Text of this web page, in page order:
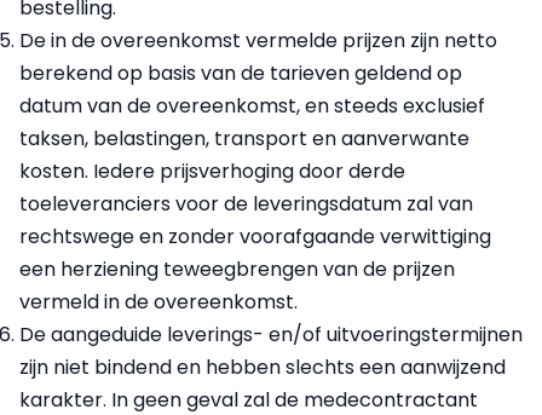
bestelling.
De in de overeenkomst vermelde prijzen zijn netto
berekend op basis van de tarieven geldend op
datum van de overeenkomst, en steeds exclusief
taksen, belastingen, transport en aanverwante
kosten. Iedere prijsverhoging door derde
toeleveranciers voor de leveringsdatum zal van
rechtswege en zonder voorafgaande verwittiging
een herziening teweegbrengen van de prijzen
vermeld in de overeenkomst.
De aangeduide leverings- en/of uitvoeringstermijnen
zijn niet bindend en hebben slechts een aanwijzend
karakter. In geen geval zal de medecontractant